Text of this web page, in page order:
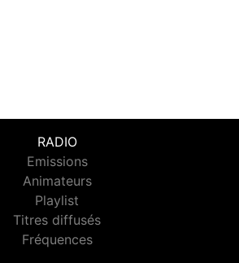
RADIO
Emissions
Animateurs
Playlist
Titres diffusés
Fréquences